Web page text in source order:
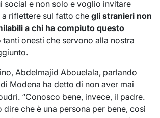
social e non solo e voglio invitare
riflettere sul fatto che gli stranieri non
a chi ha compiuto questo
tanti onesti che servono alla nostra
Abdelmajid Abouelala, parlando
Modena ha detto di non aver mai
“Conosco bene, invece, il padre.
dire che è una persona per bene, così